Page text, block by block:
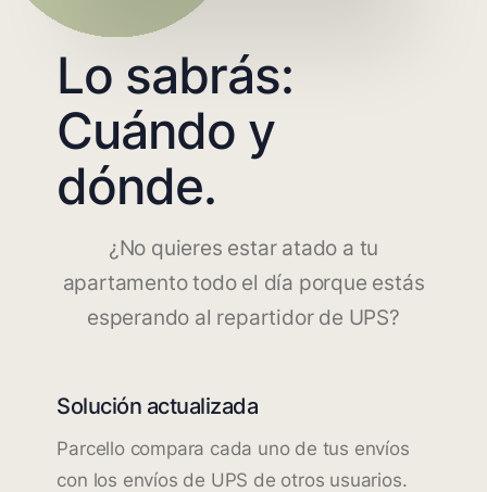
Lo sabrás:
Cuándo y
dónde.
¿No quieres estar atado a tu
apartamento todo el día porque estás
esperando al repartidor de UPS?
Solución actualizada
Parcello compara cada uno de tus envíos
con los envíos de UPS de otros usuarios.